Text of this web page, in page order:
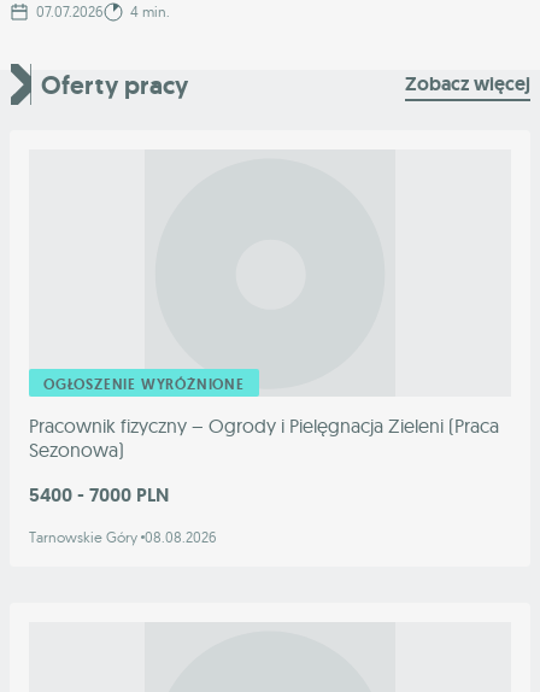
07.07.2026 4 min.
Oferty pracy Zobacz więcej
OGŁOSZENIE WYRÓŻNIONE
Pracownik fizyczny – Ogrody i Pielęgnacja Zieleni (Praca
Sezonowa)
5400 - 7000 PLN
Tarnowskie Góry 08.08.2026